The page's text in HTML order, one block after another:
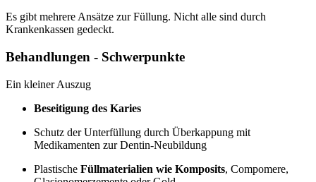
Es gibt mehrere Ansätze zur Füllung. Nicht alle sind durch
Krankenkassen gedeckt.
Behandlungen - Schwerpunkte
Ein kleiner Auszug
Beseitigung des Karies
Schutz der Unterfüllung durch Überkappung mit
Medikamenten zur Dentin-Neubildung
Plastische Füllmaterialien wie Komposits, Compomere,